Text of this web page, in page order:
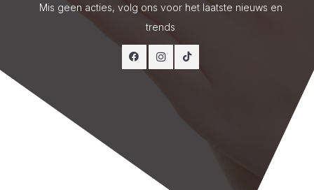
Mis geen acties, volg ons voor het laatste nieuws en
trends